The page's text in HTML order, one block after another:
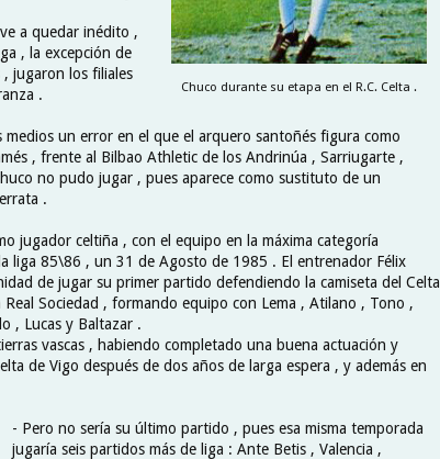
Chuco durante su etapa en el R.C. Celta .
a quedar inédito ,
, la excepción de
jugaron los filiales
.
medios un error en el que el arquero santoñés figura como
, frente al Bilbao Athletic de los Andrinúa , Sarriugarte ,
no pudo jugar , pues aparece como sustituto de un
.
jugador celtiña , con el equipo en la máxima categoría
liga 85\86 , un 31 de Agosto de 1985 . El entrenador Félix
de jugar su primer partido defendiendo la camiseta del Celta
Sociedad , formando equipo con Lema , Atilano , Tono ,
, Lucas y Baltazar .
vascas , habiendo completado una buena actuación y
de Vigo después de dos años de larga espera , y además en
- Pero no sería su último partido , pues esa misma temporada
jugaría seis partidos más de liga : Ante Betis , Valencia ,